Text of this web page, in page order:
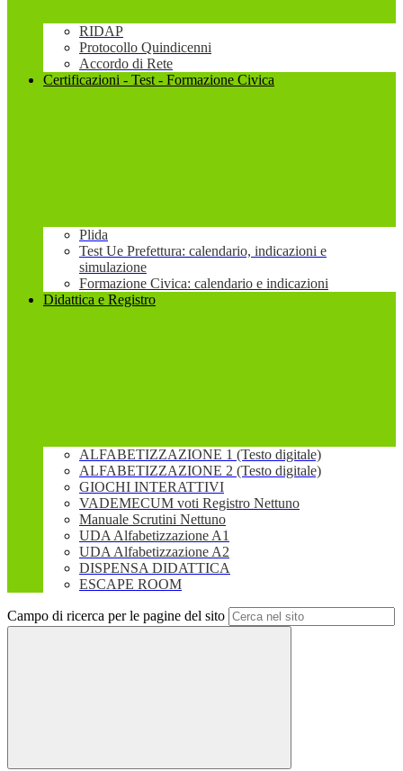
RIDAP
Protocollo Quindicenni
Accordo di Rete
Certificazioni - Test - Formazione Civica
Plida
Test Ue Prefettura: calendario, indicazioni e
simulazione
Formazione Civica: calendario e indicazioni
Didattica e Registro
ALFABETIZZAZIONE 1 (Testo digitale)
ALFABETIZZAZIONE 2 (Testo digitale)
GIOCHI INTERATTIVI
VADEMECUM voti Registro Nettuno
Manuale Scrutini Nettuno
UDA Alfabetizzazione A1
UDA Alfabetizzazione A2
DISPENSA DIDATTICA
ESCAPE ROOM
Campo di ricerca per le pagine del sito